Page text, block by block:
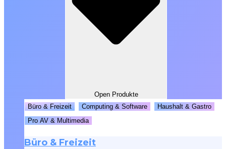
Open Produkte
Büro & Freizeit
Computing & Software
Haushalt & Gastro
Pro AV & Multimedia
Büro & Freizeit